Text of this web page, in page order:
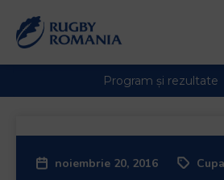
noiembrie 20, 2016